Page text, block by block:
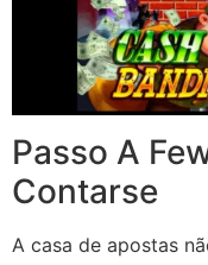
Passo A
Contarse
A casa de apostas